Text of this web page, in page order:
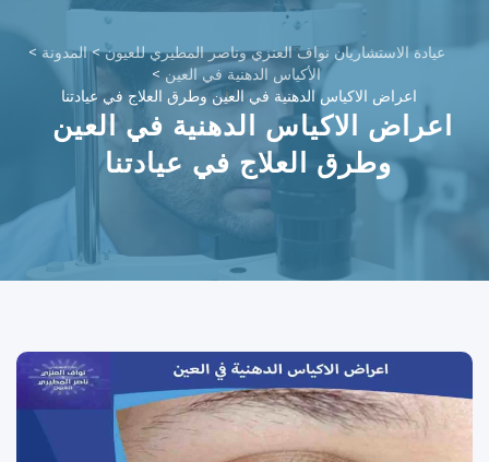
عيادة الاستشاريان نواف العنزي وناصر المطيري للعيون>المدونة >
الأكياس الدهنية في العين >
اعراض الاكياس الدهنية في العين وطرق العلاج في عيادتنا
اعراض الاكياس الدهنية في العين
وطرق العلاج في عيادتنا